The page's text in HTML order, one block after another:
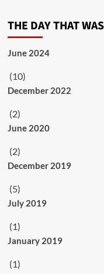
THE DAY THAT WAS
June 2024
(10)
December 2022
(2)
June 2020
(2)
December 2019
(5)
July 2019
(1)
January 2019
(1)